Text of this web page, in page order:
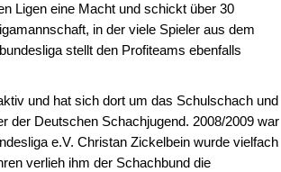
Ligen eine Macht und schickt über 30
in der viele Spieler aus dem
stellt den Profiteams ebenfalls
und hat sich dort um das Schulschach und
der Deutschen Schachjugend. 2008/2009 war
e.V. Christan Zickelbein wurde vielfach
verlieh ihm der Schachbund die